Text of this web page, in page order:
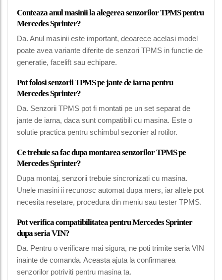
Conteaza anul masinii la alegerea senzorilor TPMS pentru
Mercedes Sprinter?
Da. Anul masinii este important, deoarece acelasi model
poate avea variante diferite de senzori TPMS in functie de
generatie, facelift sau echipare.
Pot folosi senzorii TPMS pe jante de iarna pentru
Mercedes Sprinter?
Da. Senzorii TPMS pot fi montati pe un set separat de
jante de iarna, daca sunt compatibili cu masina. Este o
solutie practica pentru schimbul sezonier al rotilor.
Ce trebuie sa fac dupa montarea senzorilor TPMS pe
Mercedes Sprinter?
Dupa montaj, senzorii trebuie sincronizati cu masina.
Unele masini ii recunosc automat dupa mers, iar altele pot
necesita resetare, procedura din meniu sau tester TPMS.
Pot verifica compatibilitatea pentru Mercedes Sprinter
dupa seria VIN?
Da. Pentru o verificare mai sigura, ne poti trimite seria VIN
inainte de comanda. Aceasta ajuta la confirmarea
senzorilor potriviti pentru masina ta.